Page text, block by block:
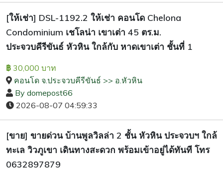
[ให้เช่า] DSL-1192.2 ให้เช่า คอนโด Chelona
Condominium เชโลน่า เขาเต่า 45 ตร.ม.
ประจวบคีรีขันธ์ หัวหิน ใกล้กับ หาดเขาเต่า ชั้นที่ 1
฿ 30,000 บาท
คอนโด จ.ประจวบคีรีขันธ์ >> อ.หัวหิน
By domepost66
2026-08-07 04:59:33
[ขาย] ขายด่วน บ้านพูลวิลล่า 2 ชั้น หัวหิน ประจวบฯ ใกล้
ทะเล วิวภูเขา เดินทางสะดวก พร้อมเข้าอยู่ได้ทันที โทร
0632897879